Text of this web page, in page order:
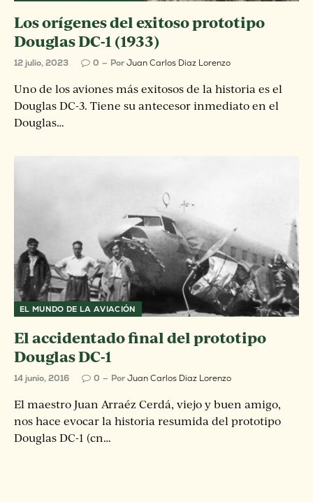
Los orígenes del exitoso prototipo
Douglas DC-1 (1933)
12 julio, 2023 0 PorJuan Carlos Diaz Lorenzo
Uno de los aviones más exitosos de la historia es el
Douglas DC-3. Tiene su antecesor inmediato en el
Douglas…
EL MUNDO DE LA AVIACIÓN
El accidentado final del prototipo
Douglas DC-1
14 junio, 2016 0 PorJuan Carlos Diaz Lorenzo
El maestro Juan Arraéz Cerdá, viejo y buen amigo,
nos hace evocar la historia resumida del prototipo
Douglas DC-1 (cn…